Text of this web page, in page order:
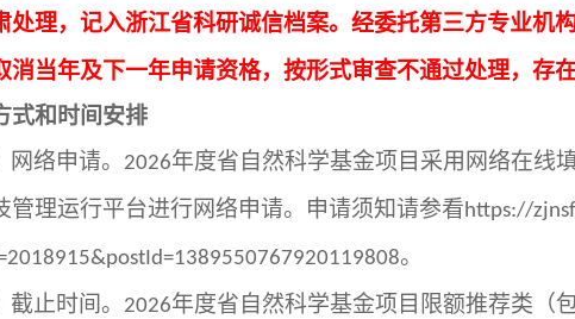
处理，记入浙江省科研诚信档案。经委托第三方专业机
消当年及下一年申请资格，按形式审查不通过处理，存
式和时间安排
网络申请。
2026年度省自然科学基金项目采用网络在线
管理运行平台进行网络申请。申请须知请参看 https://
。
截止时间。
2026年度省自然科学基金项目限额推荐类（